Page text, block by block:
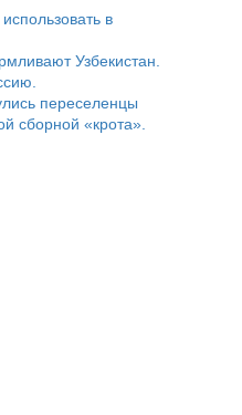
в
Узбекистан.
переселенцы
сборной «крота».